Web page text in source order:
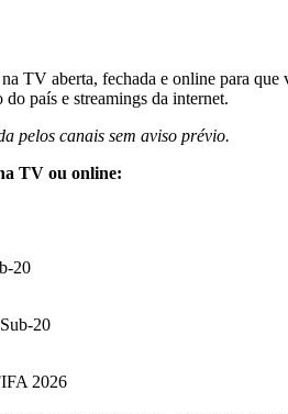
TV aberta, fechada e online para
país e streamings da internet.
pelos canais sem aviso prévio.
TV ou online:
20
20
2026